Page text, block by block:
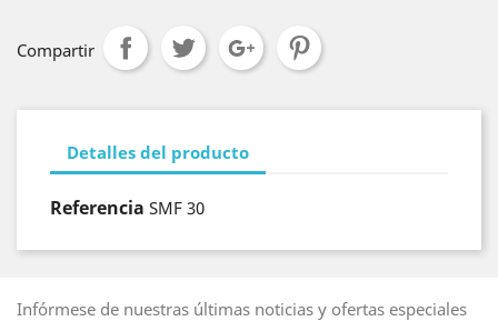
Compartir
Detalles del producto
Referencia SMF 30
Infórmese de nuestras últimas noticias y ofertas especiales